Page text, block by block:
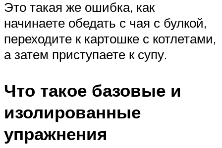
Это такая же ошибка, как
начинаете обедать с чая с булкой,
переходите к картошке с котлетами,
а затем приступаете к супу.
Что такое базовые и
изолированные
упражнения